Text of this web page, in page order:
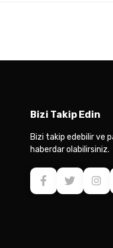
Bizi Takip Edin
Bizi takip edebilir ve
haberdar olabilirsiniz.